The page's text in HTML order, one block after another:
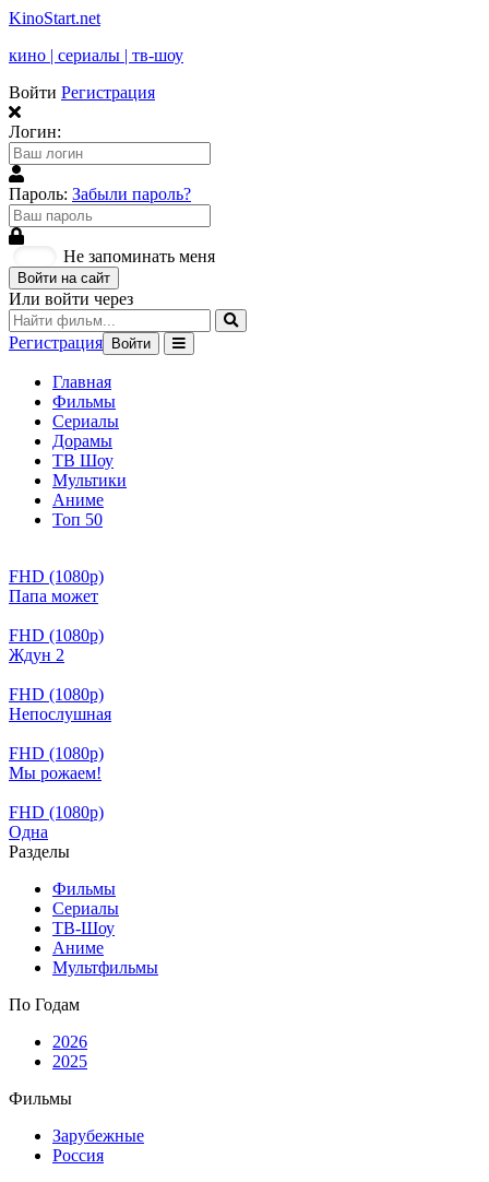
KinoStart.net
кино | сериалы | тв-шоу
Войти Регистрация
Логин:
Пароль: Забыли пароль?
Не запоминать меня
Войти на сайт
Или войти через
Регистрация Войти
Главная
Фильмы
Сериалы
Дорамы
ТВ Шоу
Мультики
Аниме
Топ 50
FHD (1080p)
Папа может
FHD (1080p)
Ждун 2
FHD (1080p)
Непослушная
FHD (1080p)
Мы рожаем!
FHD (1080p)
Одна
Разделы
Фильмы
Сериалы
ТВ-Шоу
Аниме
Мультфильмы
По Годам
2026
2025
Фильмы
Зарубежные
Россия